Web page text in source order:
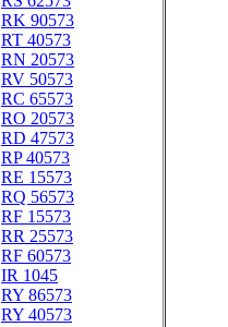
RK 90573
RT 40573
RN 20573
RV 50573
RC 65573
RO 20573
RD 47573
RP 40573
RE 15573
RQ 56573
RF 15573
RR 25573
RF 60573
IR 1045
RY 86573
RY 40573